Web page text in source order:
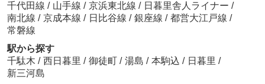
千代田線 / 山手線 / 京浜東北線 / 日暮里舎人ライナー /
南北線 / 京成本線 / 日比谷線 / 銀座線 / 都営大江戸線 /
常磐線
駅から探す
千駄木 / 西日暮里 / 御徒町 / 湯島 / 本駒込 / 日暮里 /
新三河島